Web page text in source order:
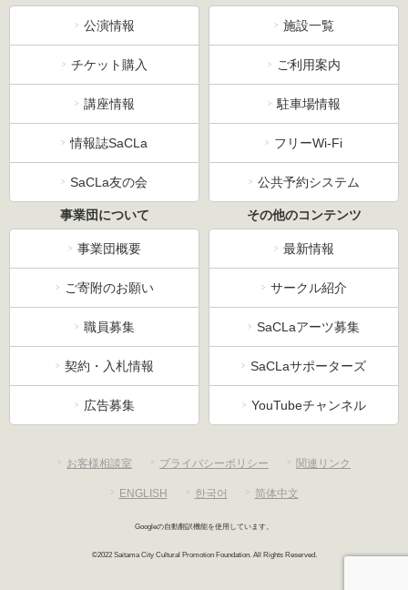
公演情報
チケット購入
講座情報
情報誌SaCLa
SaCLa友の会
施設一覧
ご利用案内
駐車場情報
フリーWi-Fi
公共予約システム
事業団について
事業団概要
ご寄附のお願い
職員募集
契約・入札情報
広告募集
その他のコンテンツ
最新情報
サークル紹介
SaCLaアーツ募集
SaCLaサポーターズ
YouTubeチャンネル
お客様相談室 プライバシーポリシー 関連リンク
ENGLISH 한국어 简体中文
Googleの自動翻訳機能を使用しています。
©2022 Saitama City Cultural Promotion Foundation. All Rights Reserved.